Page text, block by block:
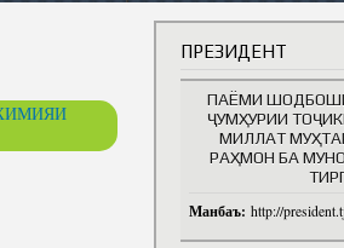
ПРЕЗИДЕНТ
ПАЁМИ
ҶУМҲУРИИ
МИЛЛАТ
РАҲМОН БА
Манбаъ: http://